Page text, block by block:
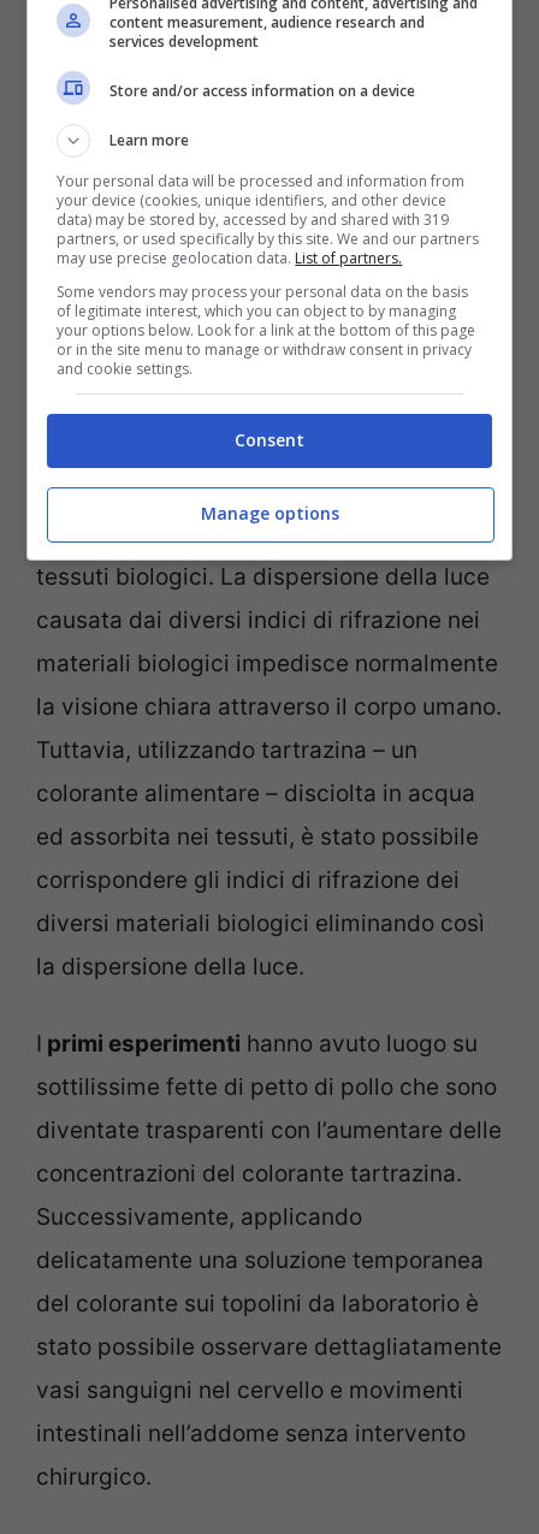
professore associato alla Stanford
University e uno dei principali autori dello
studio, la tecnologia potrebbe facilitare
procedure come il prelievo di sangue
rendendo le vene più visibili o migliorare
l’efficacia delle terapie laser contro tumori
e lesioni cutanee. Inoltre, potrebbe
assistere nella diagnosi precoce dei tumori
e nel monitoraggio di disturbi digestivi.
Il segreto dietro questa innovativa tecnica
risiede nella capacità dei ricercatori di
manipolare l’interazione tra la luce e i
tessuti biologici. La dispersione della luce
causata dai diversi indici di rifrazione nei
materiali biologici impedisce normalmente
la visione chiara attraverso il corpo umano.
Tuttavia, utilizzando tartrazina – un
colorante alimentare – disciolta in acqua
ed assorbita nei tessuti, è stato possibile
corrispondere gli indici di rifrazione dei
diversi materiali biologici eliminando così
la dispersione della luce.
I primi esperimenti hanno avuto luogo su
sottilissime fette di petto di pollo che sono
diventate trasparenti con l’aumentare delle
concentrazioni del colorante tartrazina.
Successivamente, applicando
delicatamente una soluzione temporanea
del colorante sui topolini da laboratorio è
stato possibile osservare dettagliatamente
vasi sanguigni nel cervello e movimenti
intestinali nell’addome senza intervento
chirurgico.
content measurement, audience research and
services development
Store and/or access information on a device
Learn more
Your personal data will be processed and information from
your device (cookies, unique identifiers, and other device
data) may be stored by, accessed by and shared with 319
partners, or used specifically by this site. We and our partners
may use precise geolocation data. List of partners.
Some vendors may process your personal data on the basis
of legitimate interest, which you can object to by managing
your options below. Look for a link at the bottom of this page
or in the site menu to manage or withdraw consent in privacy
and cookie settings.
Consent
Manage options